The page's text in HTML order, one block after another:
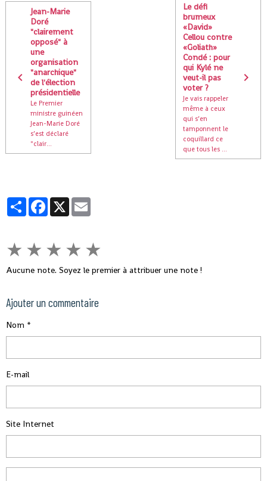
Jean-Marie
Doré
"clairement
opposé" à
une
organisation
"anarchique"
de l'élection
présidentielle
Le Premier
ministre guinéen
Jean-Marie Doré
s’est déclaré
"clair...
Le défi
brumeux
«David»
Cellou contre
«Goliath»
Condé : pour
qui Kylé ne
veut-il pas
voter ?
Je vais rappeler
même à ceux
qui s’en
tamponnent le
coquillard ce
que tous les ...
PartagerFacebook
X
★ ★ ★ ★ ★
Aucune note. Soyez le premier à attribuer une note !
Ajouter un commentaire
Nom
E-mail
Site Internet